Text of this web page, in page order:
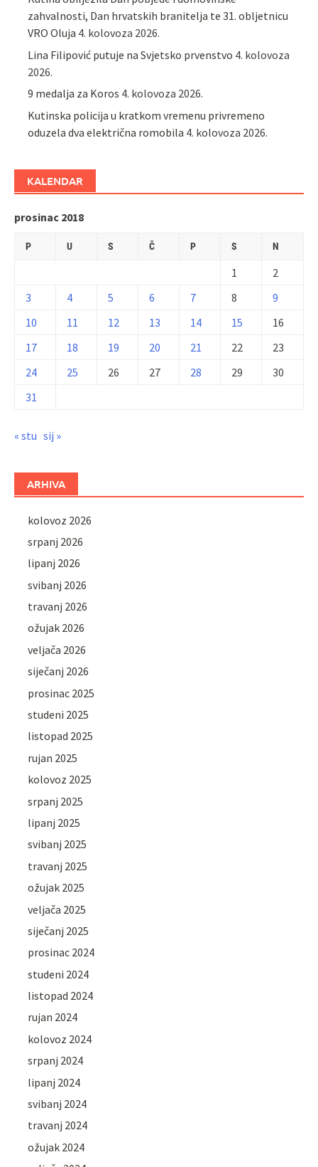
zahvalnosti, Dan hrvatskih branitelja te 31. obljetnicu
VRO Oluja 4. kolovoza 2026.
Lina Filipović putuje na Svjetsko prvenstvo 4. kolovoza
2026.
9 medalja za Koros 4. kolovoza 2026.
Kutinska policija u kratkom vremenu privremeno
oduzela dva električna romobila 4. kolovoza 2026.
KALENDAR
prosinac 2018
P U S Č P S N
1
2
3
4 5 6 7 8
9
10
11 12 13 14 15
16
17
18 19 20 21 22
23
24
25 26 27 28 29
30
31
« stu sij »
ARHIVA
kolovoz 2026
srpanj 2026
lipanj 2026
svibanj 2026
travanj 2026
ožujak 2026
veljača 2026
siječanj 2026
prosinac 2025
studeni 2025
listopad 2025
rujan 2025
kolovoz 2025
srpanj 2025
lipanj 2025
svibanj 2025
travanj 2025
ožujak 2025
veljača 2025
siječanj 2025
prosinac 2024
studeni 2024
listopad 2024
rujan 2024
kolovoz 2024
srpanj 2024
lipanj 2024
svibanj 2024
travanj 2024
ožujak 2024